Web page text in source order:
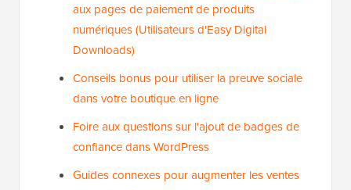
aux pages de paiement de produits
numériques (Utilisateurs d'Easy Digital
Downloads)
Conseils bonus pour utiliser la preuve sociale
dans votre boutique en ligne
Foire aux questions sur l'ajout de badges de
confiance dans WordPress
Guides connexes pour augmenter les ventes